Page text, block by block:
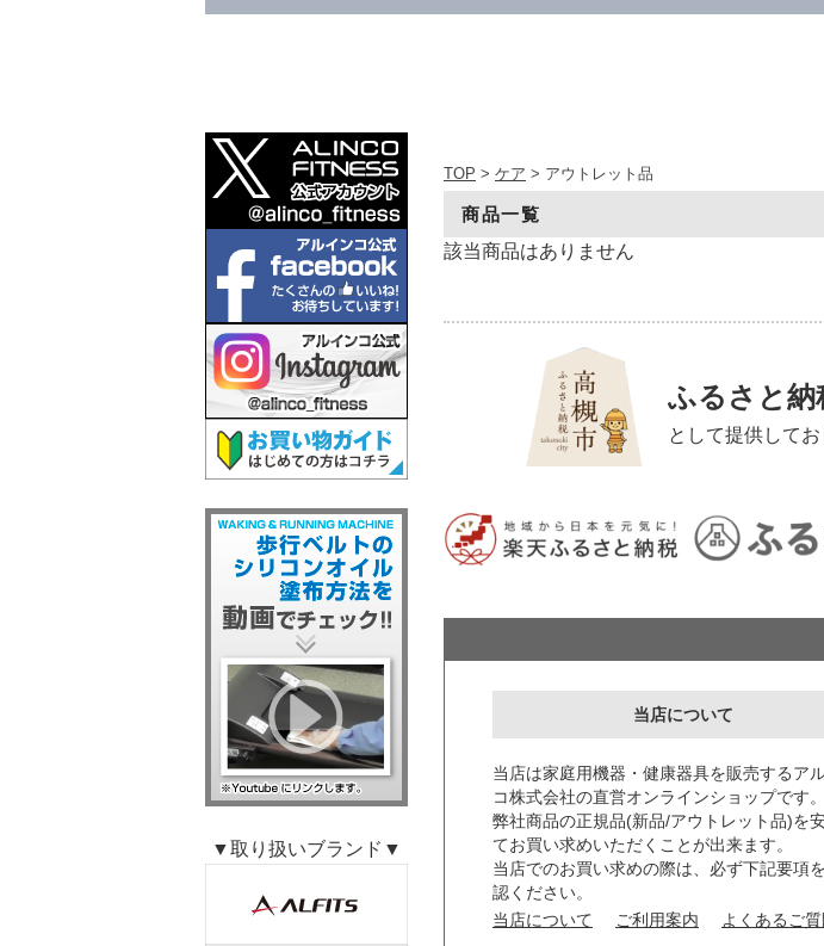
▼取り扱いブランド▼
TOP > ケア > アウトレット品
商品一覧
該当商品はありません
ふるさと納
として提供して
当店について
当店は家庭用機器・健康器具を販売するア
コ株式会社の直営オンラインショップです。
弊社商品の正規品(新品/アウトレット品)を
てお買い求めいただくことが出来ます。
当店でのお買い求めの際は、必ず下記要項
認ください。
当店について
ご利用案内 よくあるご質